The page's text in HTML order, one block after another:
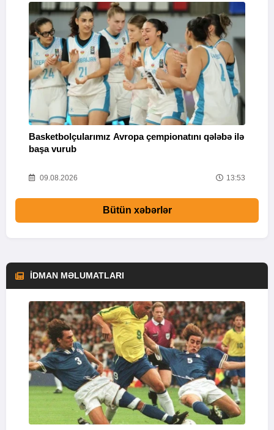
Basketbolçularımız Avropa çempionatını qələbə ilə
başa vurub
09.08.2026 13:53
Bütün xəbərlər
İDMAN MƏLUMATLARI